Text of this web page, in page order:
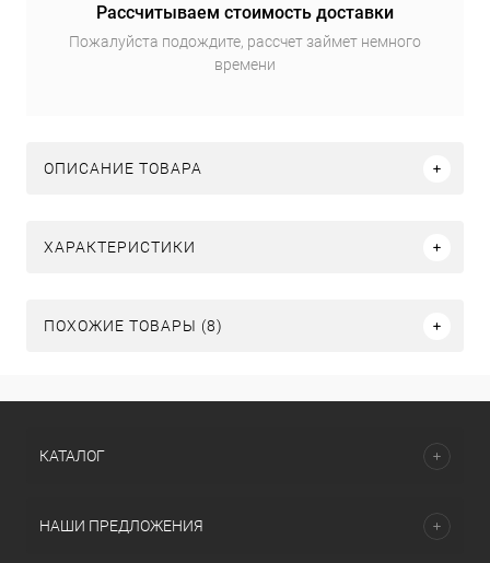
Рассчитываем стоимость доставки
Пожалуйста подождите, рассчет займет немного
времени
ОПИСАНИЕ ТОВАРА
ХАРАКТЕРИСТИКИ
ПОХОЖИЕ ТОВАРЫ (8)
КАТАЛОГ
НАШИ ПРЕДЛОЖЕНИЯ